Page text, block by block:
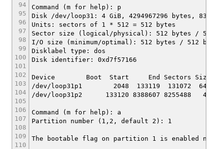
94
95
96
97
98
99
100
101
102
103
104
105
106
107
108
109
110
Command (m for help): p
Disk /dev/loop31: 4 GiB, 4294967296 bytes,
Units: sectors of 1 * 512 = 512 bytes
Sector size (logical/physical): 512 bytes / 512
I/O size (minimum/optimal): 512 bytes / 512
Disklabel type: dos
Disk identifier: 0xd7f57166
Device Boot Start End Sectors Size Id
/dev/loop31p1 2048 133119 131072 64M c
/dev/loop31p2 133120 8388607 8255488 4G
Command (m for help): a
Partition number (1,2, default 2): 1
The bootable flag on partition 1 is enabled now.